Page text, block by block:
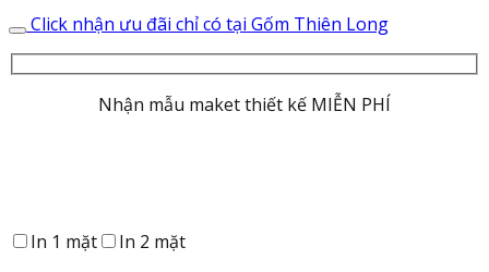
Vàng
Phát
Tài
Click nhận ưu đãi chỉ có tại Gốm Thiên Long
Nhận mẫu maket thiết kế MIỄN PHÍ
In 1 mặt In 2 mặt